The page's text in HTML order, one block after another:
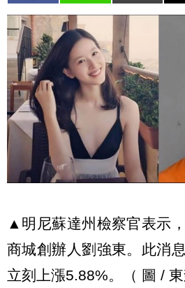
▲明尼蘇達州檢察官表示
商城創辦人劉強東。此消
立刻上漲5.88%。（ 圖 / 東